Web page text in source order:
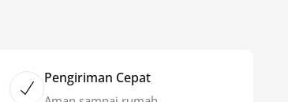
Pengiriman Cepat